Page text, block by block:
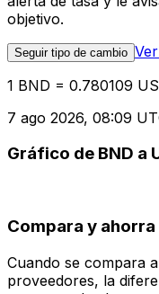
objetivo.
Seguir tipo de cambio
1 BND = 0.780109
7 ago 2026, 08:09
Gráfico de BND a
Compara y ahorra
Cuando se compara
proveedores, la